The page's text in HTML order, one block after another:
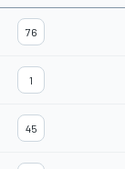
76
1
45